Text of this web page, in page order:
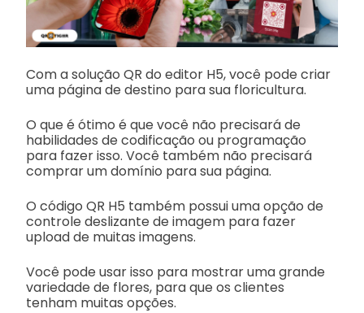
Com a solução QR do editor H5, você pode criar
uma página de destino para sua floricultura.
O que é ótimo é que você não precisará de
habilidades de codificação ou programação
para fazer isso. Você também não precisará
comprar um domínio para sua página.
O código QR H5 também possui uma opção de
controle deslizante de imagem para fazer
upload de muitas imagens.
Você pode usar isso para mostrar uma grande
variedade de flores, para que os clientes
tenham muitas opções.